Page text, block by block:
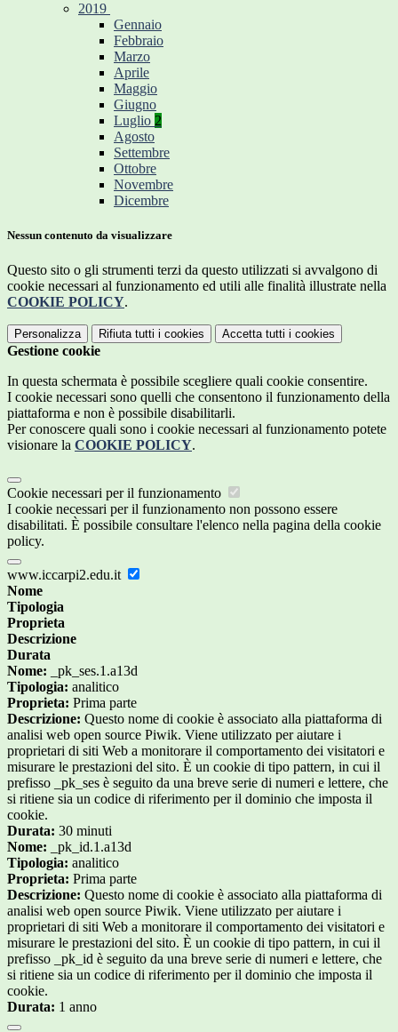
2019
Gennaio
Febbraio
Marzo
Aprile
Maggio
Giugno
Luglio 2
Agosto
Settembre
Ottobre
Novembre
Dicembre
Nessun contenuto da visualizzare
Questo sito o gli strumenti terzi da questo utilizzati si avvalgono di
cookie necessari al funzionamento ed utili alle finalità illustrate nella
COOKIE POLICY.
Personalizza Rifiuta tutti i cookies Accetta tutti i cookies
Gestione cookie
In questa schermata è possibile scegliere quali cookie consentire.
I cookie necessari sono quelli che consentono il funzionamento della
piattaforma e non è possibile disabilitarli.
Per conoscere quali sono i cookie necessari al funzionamento potete
visionare la COOKIE POLICY.
Cookie necessari per il funzionamento
I cookie necessari per il funzionamento non possono essere
disabilitati. È possibile consultare l'elenco nella pagina della cookie
policy.
www.iccarpi2.edu.it
Nome
Tipologia
Proprieta
Descrizione
Durata
Nome: _pk_ses.1.a13d
Tipologia: analitico
Proprieta: Prima parte
Descrizione: Questo nome di cookie è associato alla piattaforma di
analisi web open source Piwik. Viene utilizzato per aiutare i
proprietari di siti Web a monitorare il comportamento dei visitatori e
misurare le prestazioni del sito. È un cookie di tipo pattern, in cui il
prefisso _pk_ses è seguito da una breve serie di numeri e lettere, che
si ritiene sia un codice di riferimento per il dominio che imposta il
cookie.
Durata: 30 minuti
Nome: _pk_id.1.a13d
Tipologia: analitico
Proprieta: Prima parte
Descrizione: Questo nome di cookie è associato alla piattaforma di
analisi web open source Piwik. Viene utilizzato per aiutare i
proprietari di siti Web a monitorare il comportamento dei visitatori e
misurare le prestazioni del sito. È un cookie di tipo pattern, in cui il
prefisso _pk_id è seguito da una breve serie di numeri e lettere, che
si ritiene sia un codice di riferimento per il dominio che imposta il
cookie.
Durata: 1 anno